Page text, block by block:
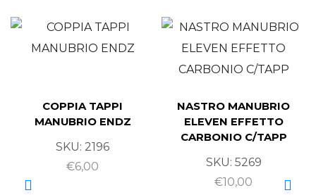
COPPIA TAPPI
MANUBRIO ENDZ
SKU: 2196
€6,00
NASTRO MANUBRIO
ELEVEN EFFETTO
CARBONIO C/TAPP
SKU: 5269
€10,00